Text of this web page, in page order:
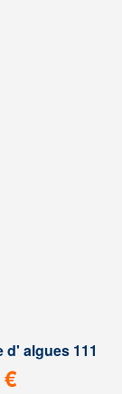
d' algues 111